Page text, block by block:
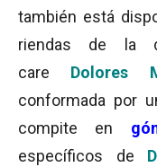
también está
riendas de la
care Dolores
conformada por
compite en
específicos de